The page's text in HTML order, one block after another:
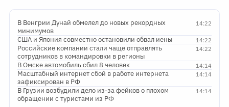
14:22
В Венгрии Дунай обмелел до новых рекордных
минимумов
14:22
США и Япония совместно остановили обвал иены
14:22
Российские компании стали чаще отправлять
сотрудников в командировки в регионы
14:14
В Омске автомобиль сбил 8 человек
14:14
Масштабный интернет сбой в работе интернета
зафиксирован в РФ
14:14
В Грузии возбудили дело из-за фейков о плохом
обращении с туристами из РФ